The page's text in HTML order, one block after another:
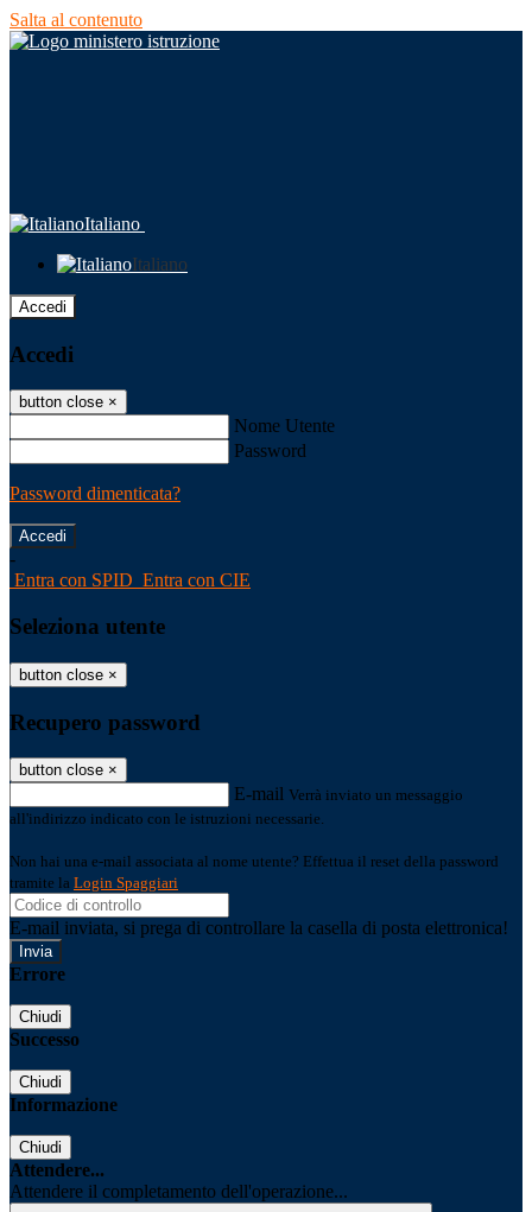
Salta al contenuto
Italiano
Italiano
Accedi
Accedi
button close ×
Nome Utente
Password
Password dimenticata?
-
Entra con SPID Entra con CIE
Seleziona utente
button close ×
Recupero password
button close ×
E-mail Verrà inviato un messaggio
all'indirizzo indicato con le istruzioni necessarie.
Non hai una e-mail associata al nome utente? Effettua il reset della password
tramite la Login Spaggiari
E-mail inviata, si prega di controllare la casella di posta elettronica!
Errore
Chiudi
Successo
Chiudi
Informazione
Chiudi
Attendere...
Attendere il completamento dell'operazione...